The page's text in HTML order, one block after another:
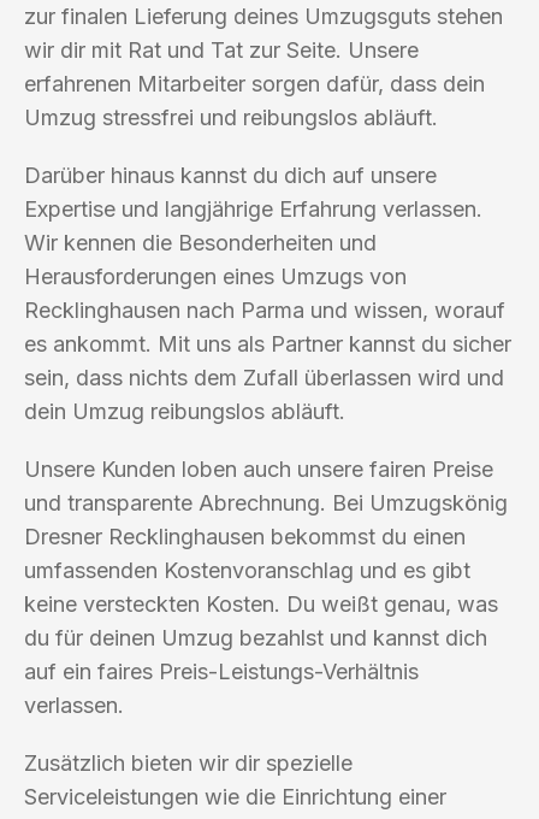
zur finalen Lieferung deines Umzugsguts stehen
wir dir mit Rat und Tat zur Seite. Unsere
erfahrenen Mitarbeiter sorgen dafür, dass dein
Umzug stressfrei und reibungslos abläuft.
Darüber hinaus kannst du dich auf unsere
Expertise und langjährige Erfahrung verlassen.
Wir kennen die Besonderheiten und
Herausforderungen eines Umzugs von
Recklinghausen nach Parma und wissen, worauf
es ankommt. Mit uns als Partner kannst du sicher
sein, dass nichts dem Zufall überlassen wird und
dein Umzug reibungslos abläuft.
Unsere Kunden loben auch unsere fairen Preise
und transparente Abrechnung. Bei Umzugskönig
Dresner Recklinghausen bekommst du einen
umfassenden Kostenvoranschlag und es gibt
keine versteckten Kosten. Du weißt genau, was
du für deinen Umzug bezahlst und kannst dich
auf ein faires Preis-Leistungs-Verhältnis
verlassen.
Zusätzlich bieten wir dir spezielle
Serviceleistungen wie die Einrichtung einer